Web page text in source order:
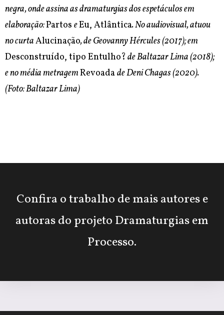
negra, onde assina as dramaturgias dos espetáculos em
elaboração:Partos eEu, Atlântica. No audiovisual, atuou
no curtaAlucinação, de Geovanny Hércules (2017); em
Desconstruído, tipo Entulho? de Baltazar Lima (2018);
e no média metragemRevoada de Deni Chagas (2020).
(Foto: Baltazar Lima)
Confira o trabalho de mais autores e
autoras do projeto Dramaturgias em
Processo.